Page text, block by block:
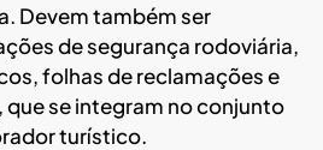
Devem também ser
de segurança rodoviária,
folhas de reclamações e
se integram no conjunto
turístico.